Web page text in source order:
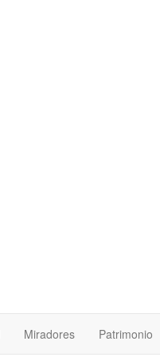
Miradores Patrimonio